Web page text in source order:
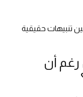
تنبيهات حقيقية
رغم أن